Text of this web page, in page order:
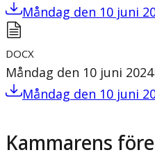
Måndag den 10 juni
DOCX
Måndag den 10 juni 2024
Måndag den 10 juni
Kammarens